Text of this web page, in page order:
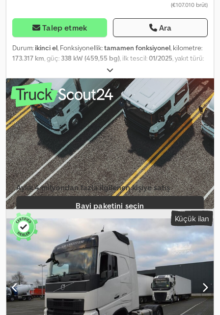
(€107.010 brüt)
Talep etmek Ara
Durum: ikinci el, Fonksiyonellik:tamamen fonksiyonel, kilometre:
173.317 km, güç: 338 kW (459,55 bg), ilk tescil:01/2025, yakıt türü:
, dingil mesafesi:
beyaz, vites türü:otomatik, emisyon sınıfı:Euro 6, Üretim yılı:2025,
silindir sayısı: 6, silindir hacmi:12.777 cm³, direksiyon simidi
pozisyonu:sol, Donanım:hidrolik direksiyon, tam servis geçmişi,
Özellikler Kabin Tipi: Aero Globetrotter XL Volvo FH 460 Eco-
Torque Yazılımı – Geliştirilmiş yakıt tasarruf modu. I-Save için yakıt
tasarruflu hız sabitleyici. Volvo Motor Freni - Yavaşlatma D13K-
375kW/D16-500kW Otomatikleştirilmiş 12 vitesli I-Shift şanzıman –
izin verilen toplam ağırlık 60 ton Yeni D13K460TC Turbo-
Compound dizel motor, 460 HP, 2600 Nm, SCR ve AGR Aküler: 2 x
210 Ah - AGM emici cam elyaf malzeme Euro VI Geri görüş
kamerası – GSR uyumlu, şasi ucuna monte edilmiş. Sürücü Konforu
Koltuk Sayısı: standart Yataklar: Standart 150V DC kompresörlü I-
ParkCool Advanced kabin park soğutucusu Bağımsız ısıtma
(Webasto): 1,8 kW hava-hava Yatak altında 33 litrelik
soğutucu/dondurucu, bölmelerle ayrılmış Aktif karbon filtreli,
güneş, sis ve hava kalitesi sensörlü elektrikle kontrol edilen klima
Sürücü destek uyarı sistemi Yan çarpışma önleme sistemi, yolcu
ve sürücü tarafı İç güneşlik – sürücü ve yolcu tarafı Teknik
Özellikler Dingil Mesafesi: 3800 mm Çekme kancası yüksekliği: 150
mm destek yüksekliği Ön aks yükü: 7,5 ton Yavaşlatıcı: YOK ACC –
Adaptif hız sabitleyici: VAR Düşük işletim ayarlarıyla I-See Tahmine
Dayalı Hız Sabitleyici – harita tabanlı topografya bilgileri ADR: Yok
Tahrik aksı dişli oranı: 2,31:1 Continental VDO 4.1 Akıllı Takograf
Aylık 4 milyondan fazla ilgilenen kişiye satış
Bayi paketini seçin
Tekil ilan oluştur
Küçük ilan